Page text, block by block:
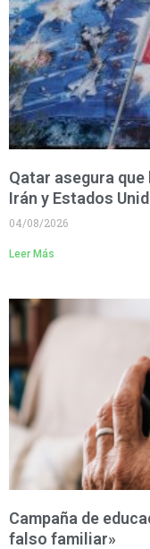
Qatar asegura que
Irán y Estados
04/08/2026
Leer Más
Campaña de
falso familiar»